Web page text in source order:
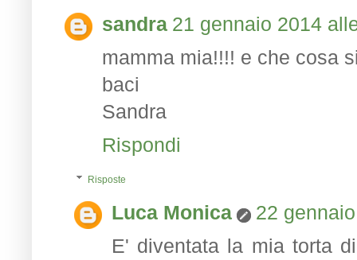
sandra 21 gennaio 2014
mamma mia!!!! e che cosa
baci
Sandra
Rispondi
Risposte
Luca Monica
22
E' diventata la mia torta